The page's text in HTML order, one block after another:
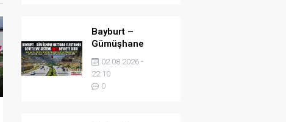
Bayburt –
Gümüşhane
Hattında
Elektronik
Denetleme
Sistemi (EDS)
02.08.2026 -
22:10
0